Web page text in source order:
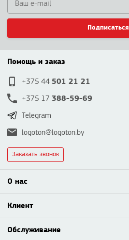
Подписаться
Помощь и заказ
+375 44 501 21 21
+375 17 388-59-69
Telegram
logoton@logoton.by
Заказать звонок
О нас
Клиент
Обслуживание